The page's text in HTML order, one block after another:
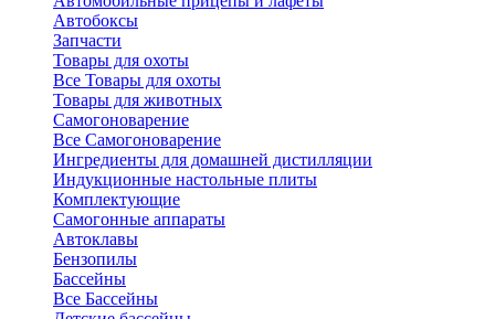
Автобоксы
Запчасти
Товары для охоты
Все Товары для охоты
Товары для животных
Самогоноварение
Все Самогоноварение
Ингредиенты для домашней дистилляции
Индукционные настольные плиты
Комплектующие
Самогонные аппараты
Автоклавы
Бензопилы
Бассейны
Все Бассейны